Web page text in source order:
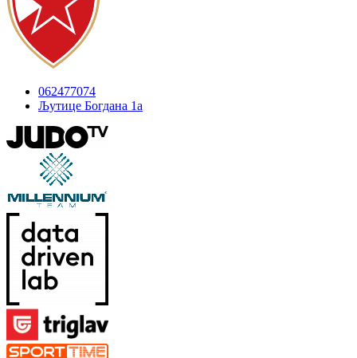
062477074
Љутице Богдана 1а